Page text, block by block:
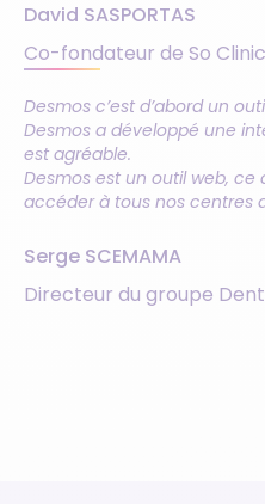
David SASPORTAS
Co-fondateur de So Clinic
Desmos c’est d’abord un
Desmos a développé une
est agréable.
Desmos est un outil web,
accéder à tous nos centres
Serge SCEMAMA
Directeur du groupe